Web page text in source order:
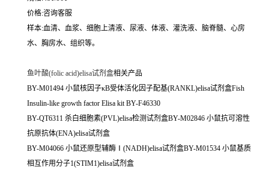
价格:咨询客服
样本:血清、血浆、细胞上清液、尿液、体液、灌洗液、脑脊髓、心房
水、胸房水、组织等。
鱼叶酸(folic acid)elisa试剂盒相关产品
BY-M01494 小鼠核因子κB受体活化因子配基(RANKL)elisa试剂盒Fish
Insulin-like growth factor Elisa kit BY-F46330
BY-QT6311 杀白细胞素(PVL)elisa检测试剂盒BY-M02846 小鼠抗可溶性
抗原抗体(ENA)elisa试剂盒
BY-M04066 小鼠还原型辅酶Ⅰ(NADH)elisa试剂盒BY-M01534 小鼠基质
相互作用分子1(STIM1)elisa试剂盒